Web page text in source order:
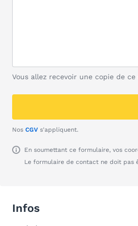
Vous allez recevoir une copie de ce
Nos CGV s'appliquent.
En soumettant ce formulaire, vos
Le formulaire de contact ne doit pas
Infos